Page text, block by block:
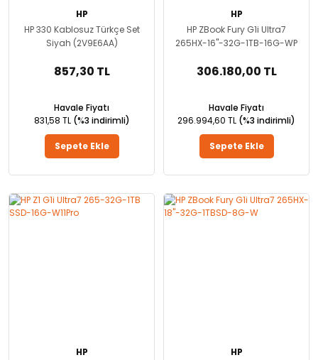
HP
HP 330 Kablosuz Türkçe Set
Siyah (2V9E6AA)
857,30 TL
Havale Fiyatı
831,58 TL (%3 indirimli)
Sepete Ekle
HP
HP ZBook Fury G1i Ultra7
265HX-16''-32G-1TB-16G-WP
306.180,00 TL
Havale Fiyatı
296.994,60 TL (%3 indirimli)
Sepete Ekle
HP
HP